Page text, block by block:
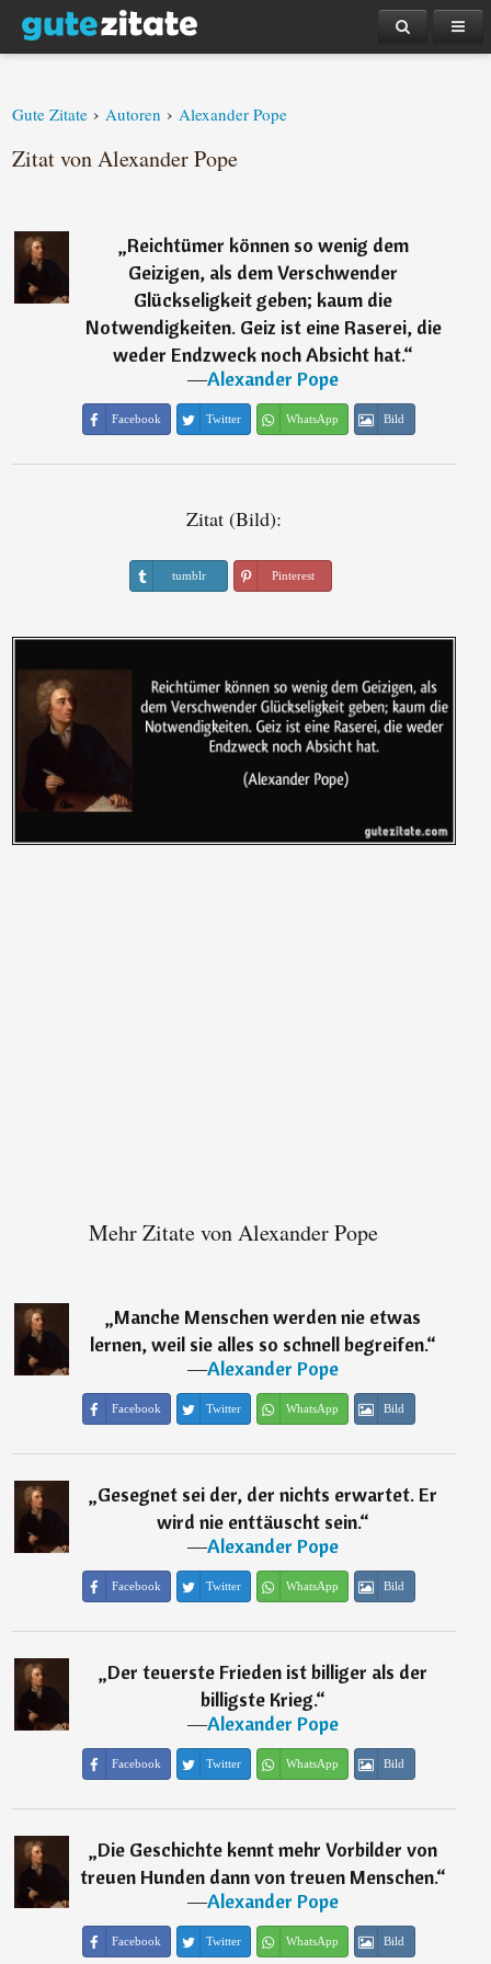
Gute Zitate › Autoren › Alexander Pope
Zitat von Alexander Pope
„Reichtümer können so wenig dem
Geizigen, als dem Verschwender
Glückseligkeit geben; kaum die
Notwendigkeiten. Geiz ist eine Raserei, die
weder Endzweck noch Absicht hat.“
―Alexander Pope
Facebook Twitter WhatsApp Bild
Zitat (Bild):
tumblr Pinterest
Mehr Zitate von Alexander Pope
„Manche Menschen werden nie etwas
lernen, weil sie alles so schnell begreifen.“
―Alexander Pope
Facebook Twitter WhatsApp Bild
„Gesegnet sei der, der nichts erwartet. Er
wird nie enttäuscht sein.“
―Alexander Pope
Facebook Twitter WhatsApp Bild
„Der teuerste Frieden ist billiger als der
billigste Krieg.“
―Alexander Pope
Facebook Twitter WhatsApp Bild
„Die Geschichte kennt mehr Vorbilder von
treuen Hunden dann von treuen Menschen.“
―Alexander Pope
Facebook Twitter WhatsApp Bild